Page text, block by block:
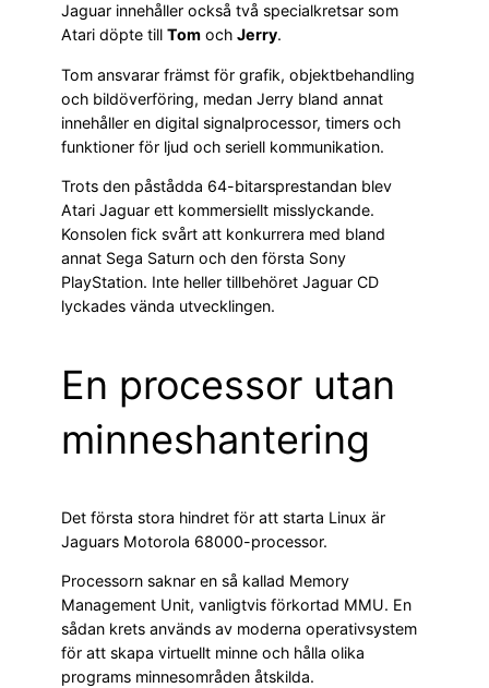
Jaguar innehåller också två specialkretsar som
Atari döpte till Tom och Jerry.
Tom ansvarar främst för grafik, objektbehandling
och bildöverföring, medan Jerry bland annat
innehåller en digital signalprocessor, timers och
funktioner för ljud och seriell kommunikation.
Trots den påstådda 64-bitarsprestandan blev
Atari Jaguar ett kommersiellt misslyckande.
Konsolen fick svårt att konkurrera med bland
annat Sega Saturn och den första Sony
PlayStation. Inte heller tillbehöret Jaguar CD
lyckades vända utvecklingen.
En processor utan
minneshantering
Det första stora hindret för att starta Linux är
Jaguars Motorola 68000-processor.
Processorn saknar en så kallad Memory
Management Unit, vanligtvis förkortad MMU. En
sådan krets används av moderna operativsystem
för att skapa virtuellt minne och hålla olika
programs minnesområden åtskilda.